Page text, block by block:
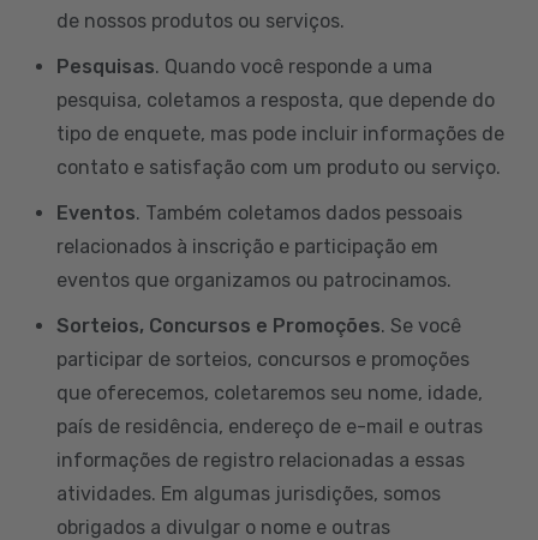
de nossos produtos ou serviços.
Pesquisas. Quando você responde a uma
pesquisa, coletamos a resposta, que depende do
tipo de enquete, mas pode incluir informações de
contato e satisfação com um produto ou serviço.
Eventos. Também coletamos dados pessoais
relacionados à inscrição e participação em
eventos que organizamos ou patrocinamos.
Sorteios, Concursos e Promoções. Se você
participar de sorteios, concursos e promoções
que oferecemos, coletaremos seu nome, idade,
país de residência, endereço de e-mail e outras
informações de registro relacionadas a essas
atividades. Em algumas jurisdições, somos
obrigados a divulgar o nome e outras